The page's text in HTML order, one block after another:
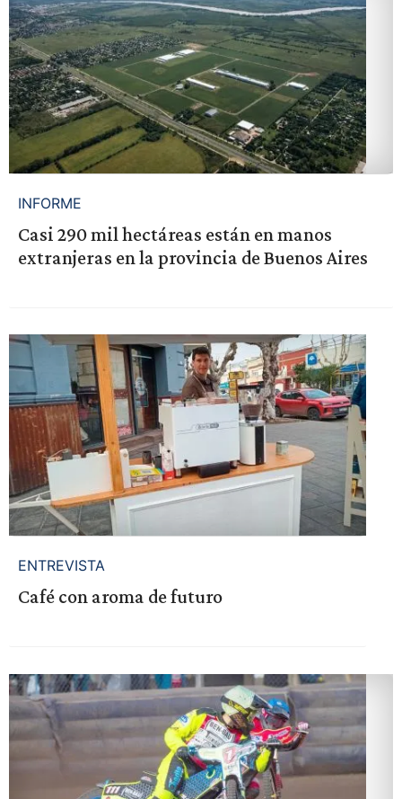
INFORME
Casi 290 mil hectáreas están en manos
extranjeras en la provincia de Buenos Aires
ENTREVISTA
Café con aroma de futuro